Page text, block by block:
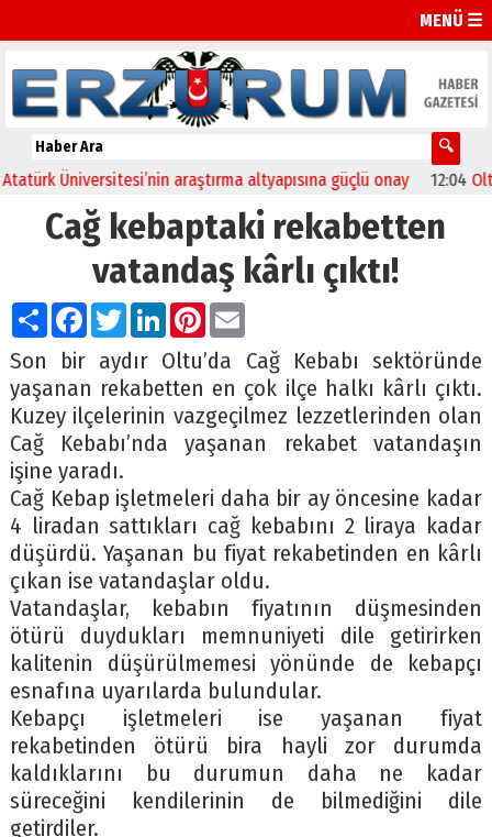
MENÜ ☰
Üniversitesi’nin araştırma altyapısına güçlü onay 12:04
Cağ kebaptaki rekabetten
vatandaş kârlı çıktı!
PaylaşFacebook
TwitterLinkedIn
Pinterest
Email
Son bir aydır Oltu’da Cağ Kebabı sektöründe
yaşanan rekabetten en çok ilçe halkı kârlı çıktı.
Kuzey ilçelerinin vazgeçilmez lezzetlerinden olan
Cağ Kebabı’nda yaşanan rekabet vatandaşın
işine yaradı.
Cağ Kebap işletmeleri daha bir ay öncesine kadar
4 liradan sattıkları cağ kebabını 2 liraya kadar
düşürdü. Yaşanan bu fiyat rekabetinden en kârlı
çıkan ise vatandaşlar oldu.
Vatandaşlar, kebabın fiyatının düşmesinden
ötürü duydukları memnuniyeti dile getirirken
kalitenin düşürülmemesi yönünde de kebapçı
esnafına uyarılarda bulundular.
Kebapçı işletmeleri ise yaşanan fiyat
rekabetinden ötürü bira hayli zor durumda
kaldıklarını bu durumun daha ne kadar
süreceğini kendilerinin de bilmediğini dile
getirdiler.